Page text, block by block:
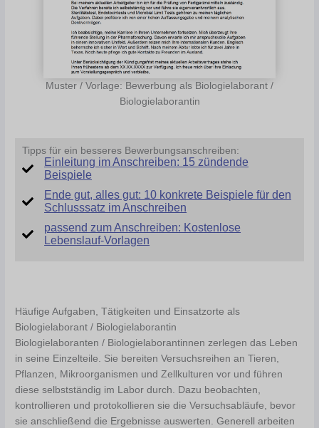
Muster / Vorlage: Bewerbung als Biologielaborant /
Biologielaborantin
Tipps für ein besseres Bewerbungsanschreiben:
Einleitung im Anschreiben: 15 zündende
Beispiele
Ende gut, alles gut: 10 konkrete Beispiele für den
Schlusssatz im Anschreiben
passend zum Anschreiben: Kostenlose
Lebenslauf-Vorlagen
Häufige Aufgaben, Tätigkeiten und Einsatzorte als
Biologielaborant / Biologielaborantin
Biologielaboranten / Biologielaborantinnen zerlegen das Leben
in seine Einzelteile. Sie bereiten Versuchsreihen an Tieren,
Pflanzen, Mikroorganismen und Zellkulturen vor und führen
diese selbstständig im Labor durch. Dazu beobachten,
kontrollieren und protokollieren sie die Versuchsabläufe, bevor
sie anschließend die Ergebnisse auswerten. Generell arbeiten